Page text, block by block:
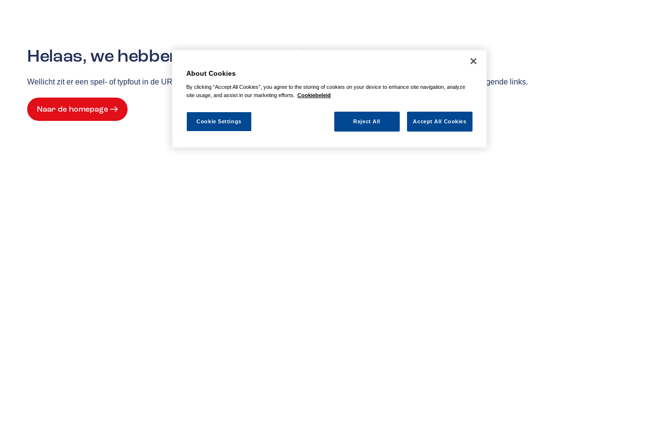
Helaas, we hebben de pagina niet kunnen vinden
Wellicht zit er een spel- of typfout in de URL of is de actie waarnaar u zocht al verlopen. We hopen u weer op weg te helpen met de volgende links.
Naar de homepage
About Cookies
By clicking “Accept All Cookies”, you agree to the storing of cookies on your device to enhance site navigation, analyze
site usage, and assist in our marketing efforts.
Cookiebeleid
Reject All Accept All Cookies
Cookie Settings